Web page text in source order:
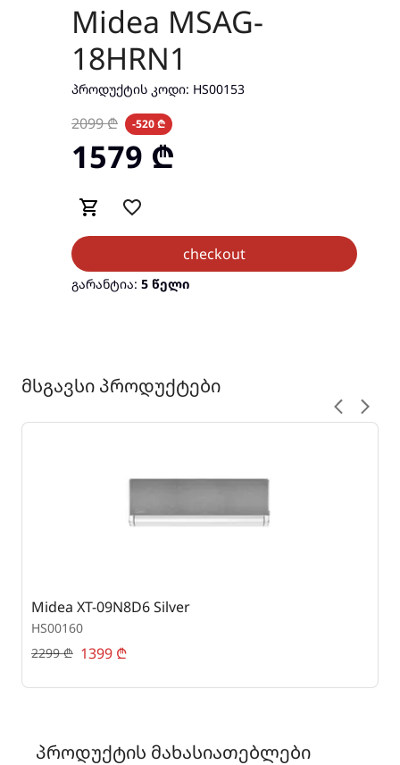
Midea MSAG-
18HRN1
ᲞᲠᲝᲓᲣᲥᲢᲘᲡ ᲙᲝᲓᲘ: HS00153
2099₾ -520 ₾
1579 ₾
checkout
გარანტია: 5 წელი
მსგავსი პროდუქტები
Midea XT-09N8D6 Silver
HS00160
2299₾ 1399 ₾
პროდუქტის მახასიათებლები